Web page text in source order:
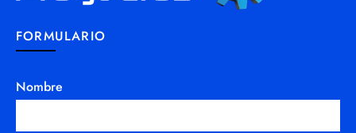
FORMULARIO
Nombre